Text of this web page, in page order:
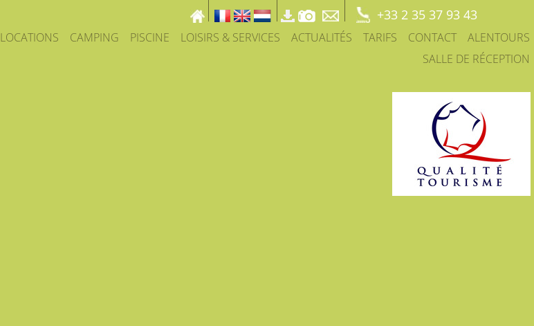
+33 2 35 37 93 43
LOCATIONS CAMPING PISCINE LOISIRS & SERVICES ACTUALITÉS TARIFS CONTACT
ALENTOURS
SALLE DE RÉCEPTION